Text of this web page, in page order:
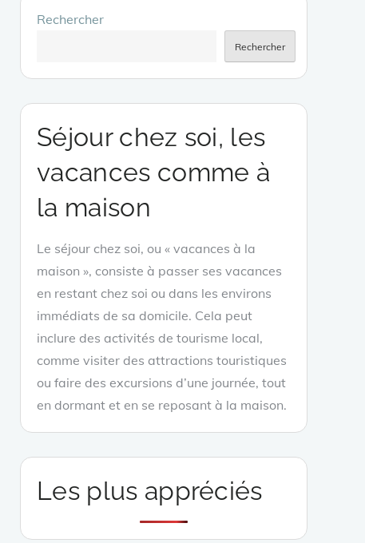
Rechercher
Rechercher
Séjour chez soi, les
vacances comme à
la maison
Le séjour chez soi, ou « vacances à la
maison », consiste à passer ses vacances
en restant chez soi ou dans les environs
immédiats de sa domicile. Cela peut
inclure des activités de tourisme local,
comme visiter des attractions touristiques
ou faire des excursions d’une journée, tout
en dormant et en se reposant à la maison.
Les plus appréciés